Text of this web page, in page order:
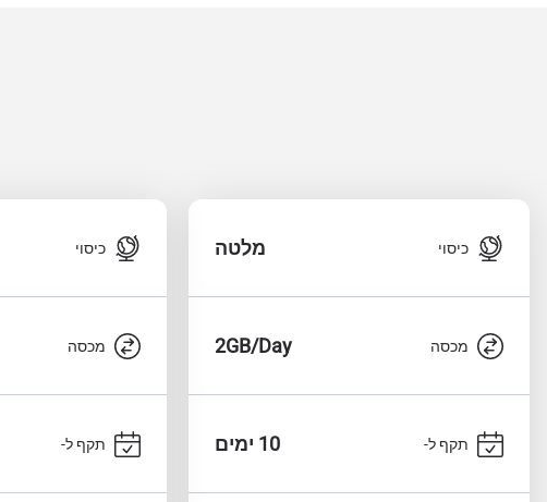
כיסוי מלטה
מכסה 2GB/Day
תקף ל- 10 ימים
כיסוי
מכסה
תקף ל-